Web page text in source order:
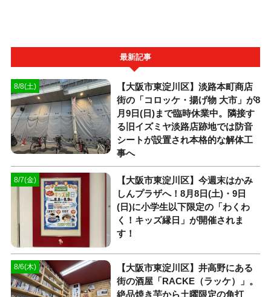
最新記事
8/8(土)
【大阪市東淀川区】淡路本町商店
街の「コロッケ・揚げ物 大市」が8
月9日(日)まで臨時休業中。隣接す
る旧イズミヤ淡路店跡地では防音
シートが設置され本格的な解体工
事へ
8/7(金)
【大阪市東淀川区】今週末はかみ
しんプラザへ！8月8日(土)・9日
(日)に小学生以下限定の「わくわ
く！キッズ縁日」が開催されま
す！
8/6(木)
【大阪市東淀川区】井高野にある
街の酒屋「RACKE（ラッケ）」。
絶品焼き芋から土曜限定の角打